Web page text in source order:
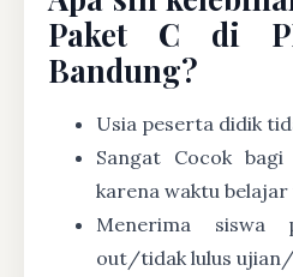
Paket C di
Bandung?
Usia peserta didik
Sangat Cocok
karena waktu belajar
Menerima siswa
out/tidak lulus ujian/